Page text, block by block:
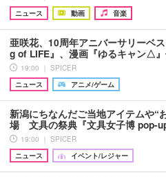
ニュース
動画 音楽
亜咲花、10周年アニバーサリーベ
g of LIFE』、漫画『ゆるキャン△
19:00 ｜ SPICER
ニュース
アニメ/ゲーム
新潟にちなんだご当地アイテムや“
場 文具の祭典『文具女子博 pop-
19:00 ｜ SPICER
ニュース
イベント/レジャー